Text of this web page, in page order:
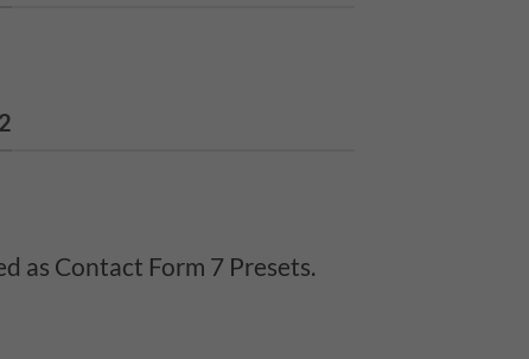
as Contact Form 7 Presets.